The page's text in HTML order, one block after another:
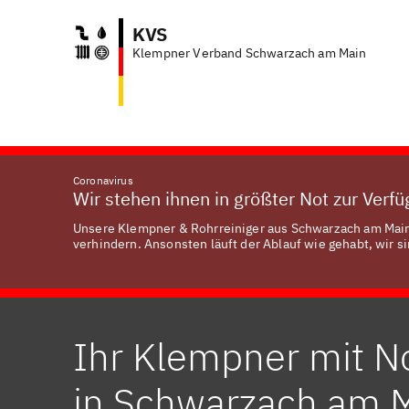
KVS
Klempner Verband Schwarzach am Main
Coronavirus
Wir stehen ihnen in größter Not zur
Unsere Klempner & Rohrreiniger aus Schwarzach am
verhindern. Ansonsten läuft der Ablauf wie gehabt, wir
Ihr Klempner mit